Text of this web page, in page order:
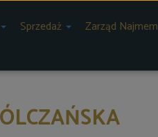
Sprzedaż Zarząd Najmem